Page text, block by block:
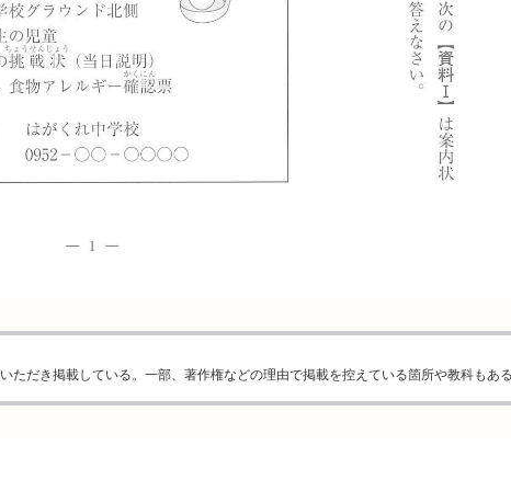
ただき掲載している。一部、著作権などの理由で掲載を控えている箇所や教科もあ